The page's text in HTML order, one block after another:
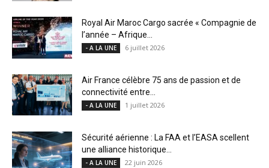
Royal Air Maroc Cargo sacrée « Compagnie de
l’année – Afrique...
- A LA UNE 6 juillet 2026
Air France célèbre 75 ans de passion et de
connectivité entre...
- A LA UNE 1 juillet 2026
Sécurité aérienne : La FAA et l’EASA scellent
une alliance historique...
- A LA UNE 22 juin 2026